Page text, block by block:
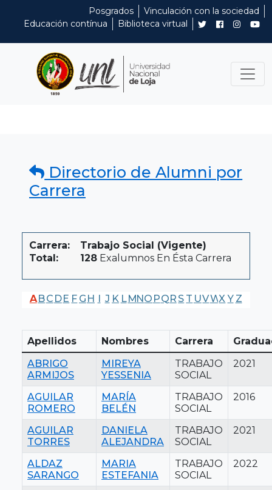
Posgrados
Vinculación con la sociedad
Educación contínua
Biblioteca virtual
Directorio de Alumni por
Carrera
Carrera:
Trabajo Social (Vigente)
Total:
128 Exalumnos En Ésta Carrera
ABC DE F G H I J K LMNO PQR S T UVWX Y Z
Apellidos Nombres Carrera
ABRIGO
ARMIJOS
MIREYA
YESSENIA
TRABAJO
SOCIAL
2021
AGUILAR
ROMERO
MARÍA
BELÉN
TRABAJO
SOCIAL
2016
AGUILAR
TORRES
DANIELA
ALEJANDRA
TRABAJO
SOCIAL
2021
ALDAZ
SARANGO
MARIA
ESTEFANIA
TRABAJO
SOCIAL
2022